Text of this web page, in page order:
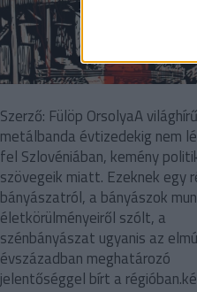
Szerző: Fülöp OrsolyaA világhírű
metálbanda évtizedekig nem
fel Szlovéniában, kemény
szövegeik miatt. Ezeknek egy
bányászatról, a bányászok
életkörülményeiről szólt, a
szénbányászat ugyanis az
évszázadban meghatározó
jelentőséggel bírt a